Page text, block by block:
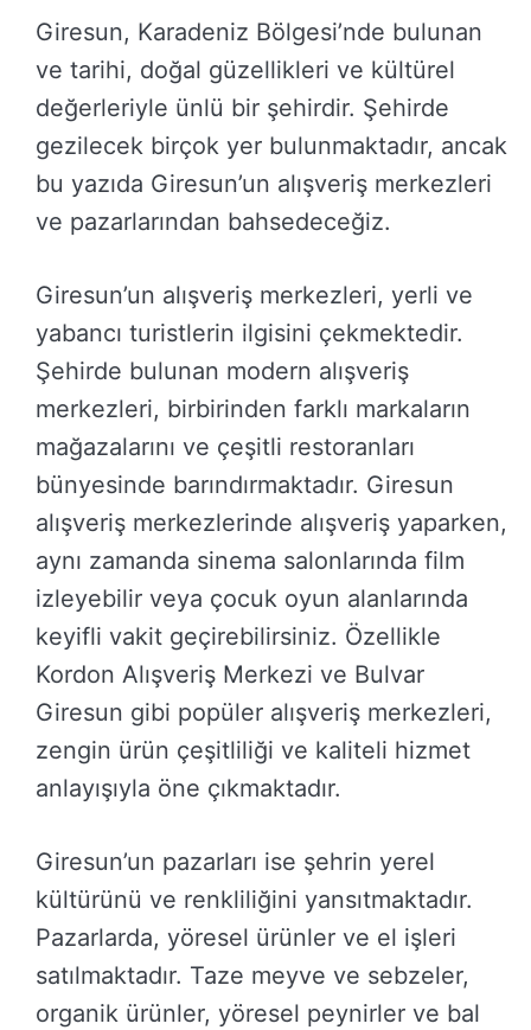
Giresun, Karadeniz Bölgesi’nde bulunan
ve tarihi, doğal güzellikleri ve kültürel
değerleriyle ünlü bir şehirdir. Şehirde
gezilecek birçok yer bulunmaktadır, ancak
bu yazıda Giresun’un alışveriş merkezleri
ve pazarlarından bahsedeceğiz.
Giresun’un alışveriş merkezleri, yerli ve
yabancı turistlerin ilgisini çekmektedir.
Şehirde bulunan modern alışveriş
merkezleri, birbirinden farklı markaların
mağazalarını ve çeşitli restoranları
bünyesinde barındırmaktadır. Giresun
alışveriş merkezlerinde alışveriş yaparken,
aynı zamanda sinema salonlarında film
izleyebilir veya çocuk oyun alanlarında
keyifli vakit geçirebilirsiniz. Özellikle
Kordon Alışveriş Merkezi ve Bulvar
Giresun gibi popüler alışveriş merkezleri,
zengin ürün çeşitliliği ve kaliteli hizmet
anlayışıyla öne çıkmaktadır.
Giresun’un pazarları ise şehrin yerel
kültürünü ve renkliliğini yansıtmaktadır.
Pazarlarda, yöresel ürünler ve el işleri
satılmaktadır. Taze meyve ve sebzeler,
organik ürünler, yöresel peynirler ve bal